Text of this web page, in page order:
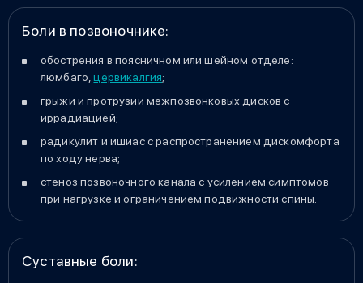
Боли в позвоночнике:
обострения в поясничном или шейном отделе:
люмбаго,цервикалгия;
грыжи и протрузии межпозвонковых дисков с
иррадиацией;
радикулит и ишиас с распространением дискомфорта
по ходу нерва;
стеноз позвоночного канала с усилением симптомов
при нагрузке и ограничением подвижности спины.
Суставные боли: